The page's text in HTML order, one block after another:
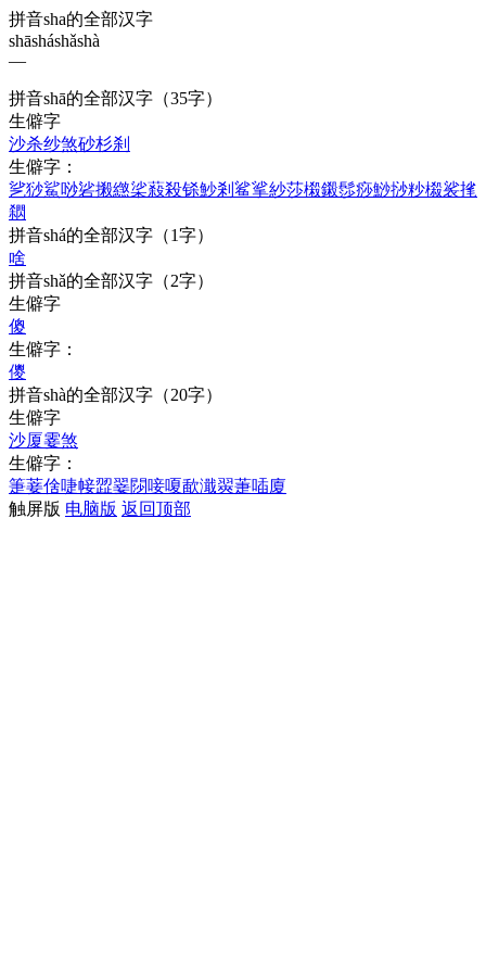
拼音sha的全部汉字
shāsháshǎshà
—
拼音shā的全部汉字 （35字）
生僻字
沙杀纱煞砂杉刹
生僻字：
乷猀鯊唦硰摋繺桬蔱殺铩魦剎 鲨挲紗莎樧鎩髿痧鯋挱粆榝裟毮
閷
拼音shá的全部汉字 （1字）
啥
拼音shǎ的全部汉字 （2字）
生僻字
傻
生僻字：
儍
拼音shà的全部汉字 （20字）
生僻字
沙厦霎煞
生僻字：
箑菨倽啑帹歰翣閯唼嗄歃濈翜萐喢廈
触屏版 电脑版 返回顶部